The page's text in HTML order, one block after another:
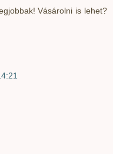
Vásárolni is lehet?